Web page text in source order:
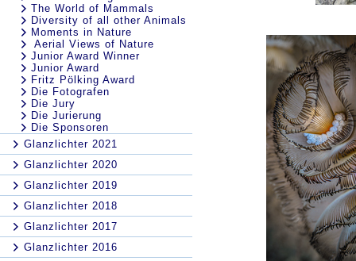
The World of Mammals
Diversity of all other Animals
Moments in Nature
Aerial Views of Nature
Junior Award Winner
Junior Award
Fritz Pölking Award
Die Fotografen
Die Jury
Die Jurierung
Die Sponsoren
Glanzlichter 2021
Glanzlichter 2020
Glanzlichter 2019
Glanzlichter 2018
Glanzlichter 2017
Glanzlichter 2016